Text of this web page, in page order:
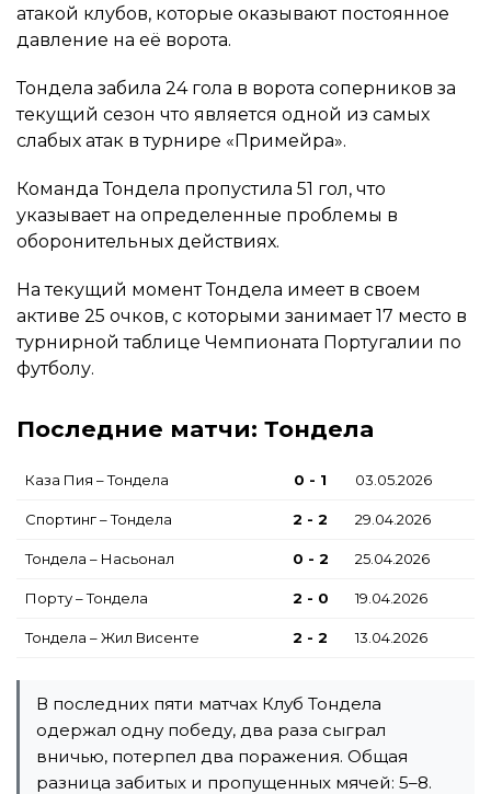
атакой клубов, которые оказывают постоянное
давление на её ворота.
Тондела забила 24 гола в ворота соперников за
текущий сезон что является одной из самых
слабых атак в турнире «Примейра».
Команда Тондела пропустила 51 гол, что
указывает на определенные проблемы в
оборонительных действиях.
На текущий момент Тондела имеет в своем
активе 25 очков, с которыми занимает 17 место в
турнирной таблице Чемпионата Португалии по
футболу.
Последние матчи: Тондела
Каза Пия – Тондела 0 - 1 03.05.2026
Спортинг – Тондела 2 - 2 29.04.2026
Тондела – Насьонал 0 - 2 25.04.2026
Порту – Тондела 2 - 0 19.04.2026
Тондела – Жил Висенте 2 - 2 13.04.2026
В последних пяти матчах Клуб Тондела
одержал одну победу, два раза сыграл
вничью, потерпел два поражения. Общая
разница забитых и пропущенных мячей: 5–8.